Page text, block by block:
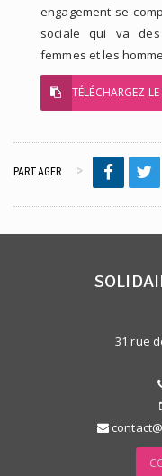
engagement se
sociale qui va
femmes et les
TÉLÉCHARGEZ
PARTAGER
31 rue